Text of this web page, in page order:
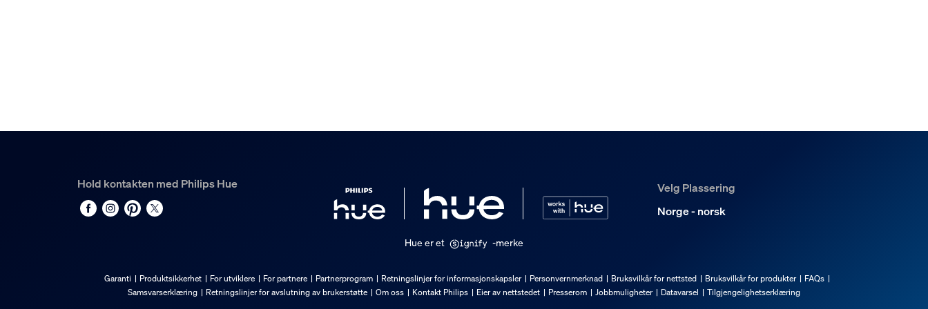
Hold kontakten med Philips Hue
Velg Plassering
Norge - norsk
Hue er et -merke
Garanti Produktsikkerhet For utviklere For partnere Partnerprogram Retningslinjer for informasjonskapsler Personvernmerknad Bruksvilkår for nettsted Bruksvilkår for produkter
FAQs
Samsvarserklæring
Retningslinjer for avslutning av brukerstøtte Om oss Kontakt Philips Eier av nettstedet Presserom Jobbmuligheter Datavarsel Tilgjengelighetserklæring